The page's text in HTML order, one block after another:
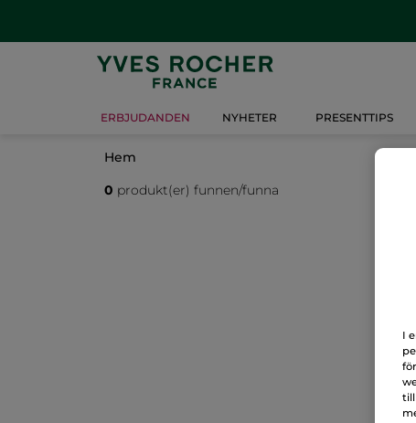
ERBJUDANDEN NYHETER PRESENTTIPS
Hem
0 produkt(er) funnen/funna
I
till